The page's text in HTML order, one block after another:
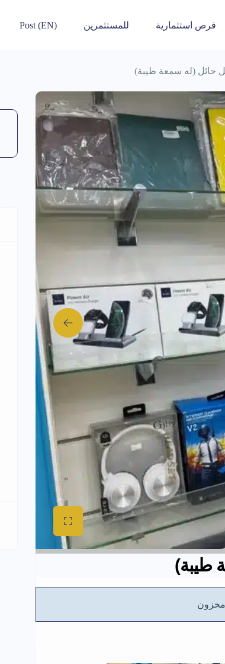
فرص استثمارية للمستثمرين Post (EN)
حائل (له سمعة طيبة)
طيبة)
مخزون